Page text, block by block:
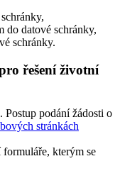
do datové schránky,
schránky.
řešení životní
Postup podání žádosti o
stránkách
formuláře, kterým se